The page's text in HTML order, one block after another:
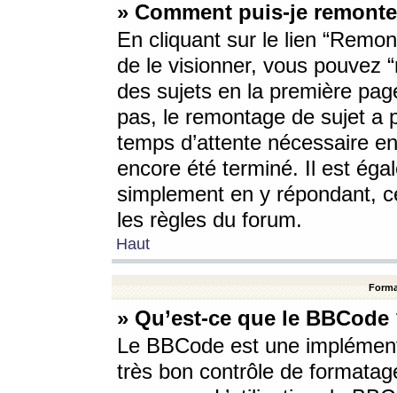
» Comment puis-je
En cliquant sur le lien
de le visionner, vous pouvez
des sujets en la première
pas, le remontage de sujet a
temps d’attente nécessaire
encore été terminé. Il est
simplement en y répondant,
les règles du forum.
Haut
» Qu’est-ce que le BBCode
Le BBCode est une
très bon contrôle de